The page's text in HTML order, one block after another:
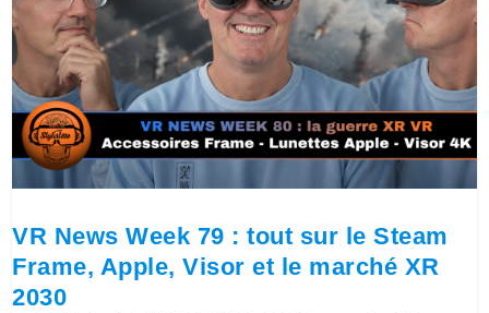
VR News Week 79 : tout sur le Steam
Frame, Apple, Visor et le marché XR
2030